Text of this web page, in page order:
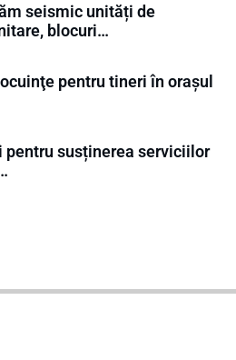
seismic unități de
blocuri…
pentru tineri în orașul
pentru susținerea serviciilor